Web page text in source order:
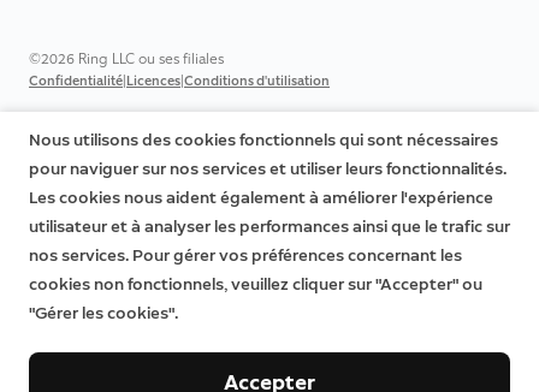
©2026 Ring LLC ou ses filiales
Confidentialité|Licences|Conditions d'utilisation
Nous utilisons des cookies fonctionnels qui sont nécessaires
pour naviguer sur nos services et utiliser leurs fonctionnalités.
Les cookies nous aident également à améliorer l'expérience
utilisateur et à analyser les performances ainsi que le trafic sur
nos services. Pour gérer vos préférences concernant les
cookies non fonctionnels, veuillez cliquer sur "Accepter" ou
"Gérer les cookies".
Accepter